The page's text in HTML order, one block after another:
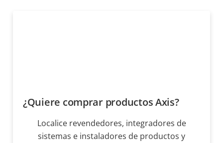
¿Quiere comprar productos Axis?
Localice revendedores, integradores de
sistemas e instaladores de productos y